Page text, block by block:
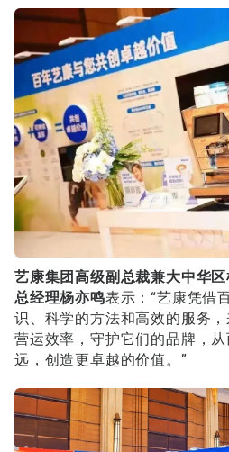
艺康集团高级副总裁兼大中华
总经理杨亦鸣表示：“艺康凭借
识、科学的方法和高效的服务
营运效率，守护它们的品牌，
远，创造更卓越的价值。”